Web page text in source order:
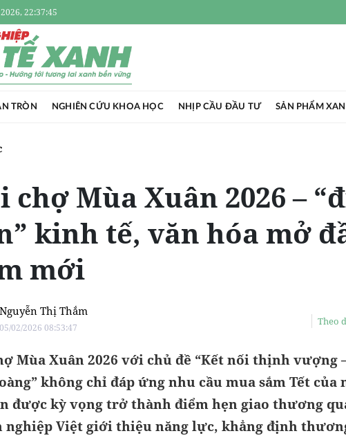
22:37:47
TRÒN NGHIÊN CỨU KHOA HỌC NHỊP CẦU ĐẦU TƯ SẢN PHẨM
chợ Mùa Xuân 2026 –
kinh tế, văn hóa mở
mới
Nguyễn Thị Thắm
05/02/2026 08:53:47
Theo
Mùa Xuân 2026 với chủ đề “Kết nối thịnh vượng
không chỉ đáp ứng nhu cầu mua sắm Tết của
được kỳ vọng trở thành điểm hẹn giao thương
nghiệp Việt giới thiệu năng lực, khẳng định